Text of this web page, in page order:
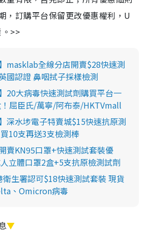
，訂購平台保留更改優惠權利，U
>>
masklab全線分店開賣$28快速測
國認證 鼻咽拭子採樣檢測
20大病毒快速測試劑購買平台一
屈臣氏/萬寧/阿布泰/HKTVmall
深水埗電子特賣城$15快速抗原測
10支再送3支檢測棒
賣KN95口罩+快速測試套裝優
立體口罩2盒+5支抗原檢測試劑
衛生署認可$18快速測試套裝 現貨
、Omicron病毒
▼